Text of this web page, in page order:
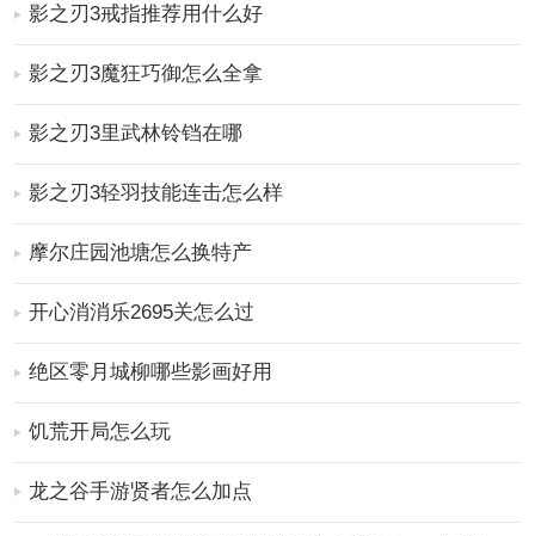
斩坠杀裂技能在四方后还有霸体效果加持，霸体阶段是
免疫一起伤害的，这个同时还会增加我们的物理攻击
力，加上一定的破甲能力，让炽刃穿透力增加。百裂雨
杀主打的就是连续攻击为主，同时也会附带破甲能力，
增加长达三秒钟的流血效果等。
影之刃3戒指推荐用什么好
影之刃3魔狂巧御怎么全拿
影之刃3里武林铃铛在哪
影之刃3轻羽技能连击怎么样
摩尔庄园池塘怎么换特产
开心消消乐2695关怎么过
绝区零月城柳哪些影画好用
饥荒开局怎么玩
龙之谷手游贤者怎么加点